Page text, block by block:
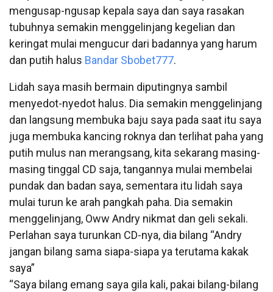
mengusap-ngusap kepala saya dan saya rasakan
tubuhnya semakin menggelinjang kegelian dan
keringat mulai mengucur dari badannya yang harum
dan putih halus Bandar Sbobet777.
Lidah saya masih bermain diputingnya sambil
menyedot-nyedot halus. Dia semakin menggelinjang
dan langsung membuka baju saya pada saat itu saya
juga membuka kancing roknya dan terlihat paha yang
putih mulus nan merangsang, kita sekarang masing-
masing tinggal CD saja, tangannya mulai membelai
pundak dan badan saya, sementara itu lidah saya
mulai turun ke arah pangkah paha. Dia semakin
menggelinjang, Oww Andry nikmat dan geli sekali.
Perlahan saya turunkan CD-nya, dia bilang “Andry
jangan bilang sama siapa-siapa ya terutama kakak
saya”
“Saya bilang emang saya gila kali, pakai bilang-bilang